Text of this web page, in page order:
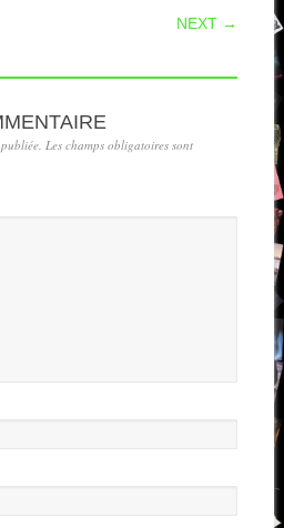
NEXT →
Les champs obligatoires sont